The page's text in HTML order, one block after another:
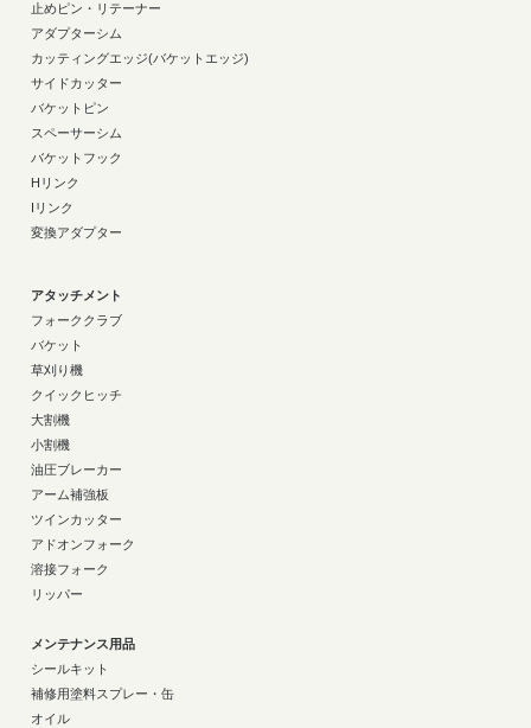
止めピン・リテーナー
アダプターシム
カッティングエッジ(バケットエッジ)
サイドカッター
バケットピン
スペーサーシム
バケットフック
Hリンク
Iリンク
変換アダプター
アタッチメント
フォーククラブ
バケット
草刈り機
クイックヒッチ
大割機
小割機
油圧ブレーカー
アーム補強板
ツインカッター
アドオンフォーク
溶接フォーク
リッパー
メンテナンス用品
シールキット
補修用塗料スプレー・缶
オイル